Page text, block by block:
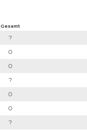
Gesamt
?
0
0
?
0
0
?